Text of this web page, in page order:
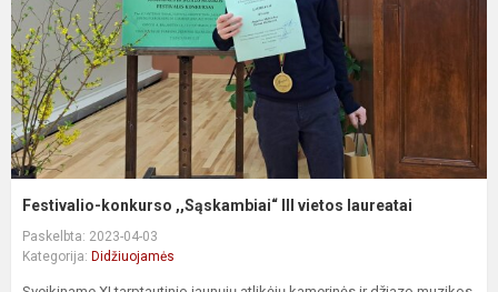
Festivalio-konkurso ,,Sąskambiai“ III vietos laureatai
Paskelbta: 2023-04-03
Kategorija: Didžiuojamės